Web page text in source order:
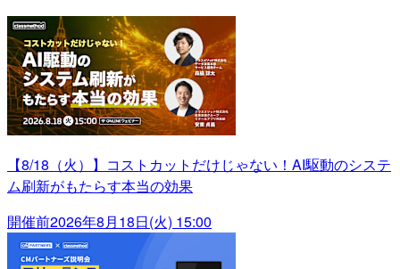
【8/18（火）】コストカットだけじゃない！AI駆動のシステ
ム刷新がもたらす本当の効果
開催前2026年8月18日(火) 15:00